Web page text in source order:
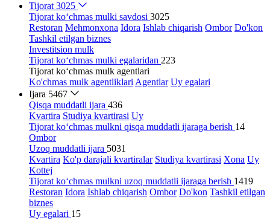
Tijorat 3025
Tijorat ko‘chmas mulki savdosi 3025
Restoran Mehmonxona Idora Ishlab chiqarish Ombor Do'kon
Tashkil etilgan biznes
Investitsion mulk
Tijorat ko‘chmas mulki egalaridan 223
Tijorat ko‘chmas mulk agentlari
Ko'chmas mulk agentliklari Agentlar Uy egalari
Ijara 5467
Qisqa muddatli ijara 436
Kvartira Studiya kvartirasi Uy
Tijorat ko‘chmas mulkni qisqa muddatli ijaraga berish 14
Ombor
Uzoq muddatli ijara 5031
Kvartira Ko'p darajali kvartiralar Studiya kvartirasi Xona Uy
Kottej
Tijorat ko‘chmas mulkni uzoq muddatli ijaraga berish 1419
Restoran Idora Ishlab chiqarish Ombor Do'kon Tashkil etilgan
biznes
Uy egalari 15